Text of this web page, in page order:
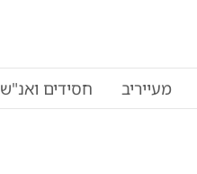
מעייריב חסידים ואנ"ש